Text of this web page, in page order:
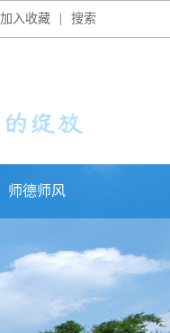
加入收藏 搜索
师德师风